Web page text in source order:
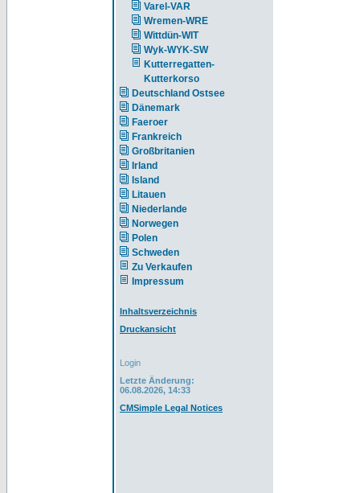
Varel-VAR
Wremen-WRE
Wittdün-WIT
Wyk-WYK-SW
Kutterregatten-
Kutterkorso
Deutschland Ostsee
Dänemark
Faeroer
Frankreich
Großbritanien
Irland
Island
Litauen
Niederlande
Norwegen
Polen
Schweden
Zu Verkaufen
Impressum
Inhaltsverzeichnis
Druckansicht
Login
Letzte Änderung:
06.08.2026, 14:33
CMSimple Legal Notices